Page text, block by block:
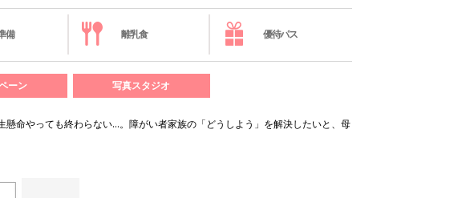
備 離乳食 優待パス
ーン 写真スタジオ
命やっても終わらない…。障がい者家族の「どうしよう」を解決したいと、母